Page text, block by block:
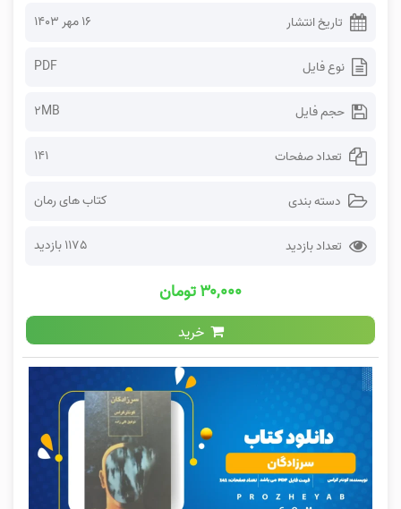
تاریخ انتشار ۱۶ مهر ۱۴۰۳
نوع فایل PDF
حجم فایل 2MB
تعداد صفحات 141
دسته بندی کتاب های رمان
تعداد بازدید 1175 بازدید
۳۰,۰۰۰ تومان
خرید